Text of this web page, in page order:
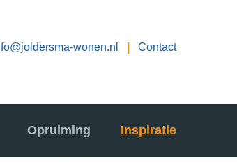
wonen.nl Contact
Opruiming Inspiratie